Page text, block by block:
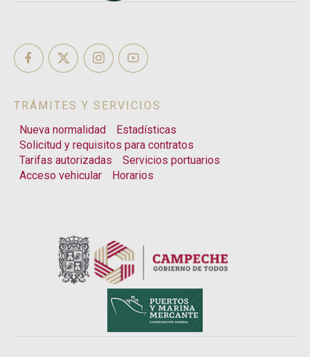
TRÁMITES Y SERVICIOS
Nueva normalidad
Estadísticas
Solicitud y requisitos para contratos
Tarifas autorizadas
Servicios portuarios
Acceso vehicular
Horarios